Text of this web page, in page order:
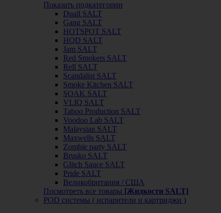
Показать подкатегории
Duall SALT
Gang SALT
HOTSPOT SALT
HQD SALT
Jam SALT
Red Smokers SALT
Rell SALT
Scandalist SALT
Smoke Kitchen SALT
SOAK SALT
VLIQ SALT
Taboo Production SALT
Voodoo Lab SALT
Malaysian SALT
Maxwells SALT
Zombie party SALT
Brusko SALT
Glitch Sauce SALT
Pride SALT
Великобритания / США
Посмотреть все товары [Жидкости SALT]
POD системы ( испарители и картриджи )